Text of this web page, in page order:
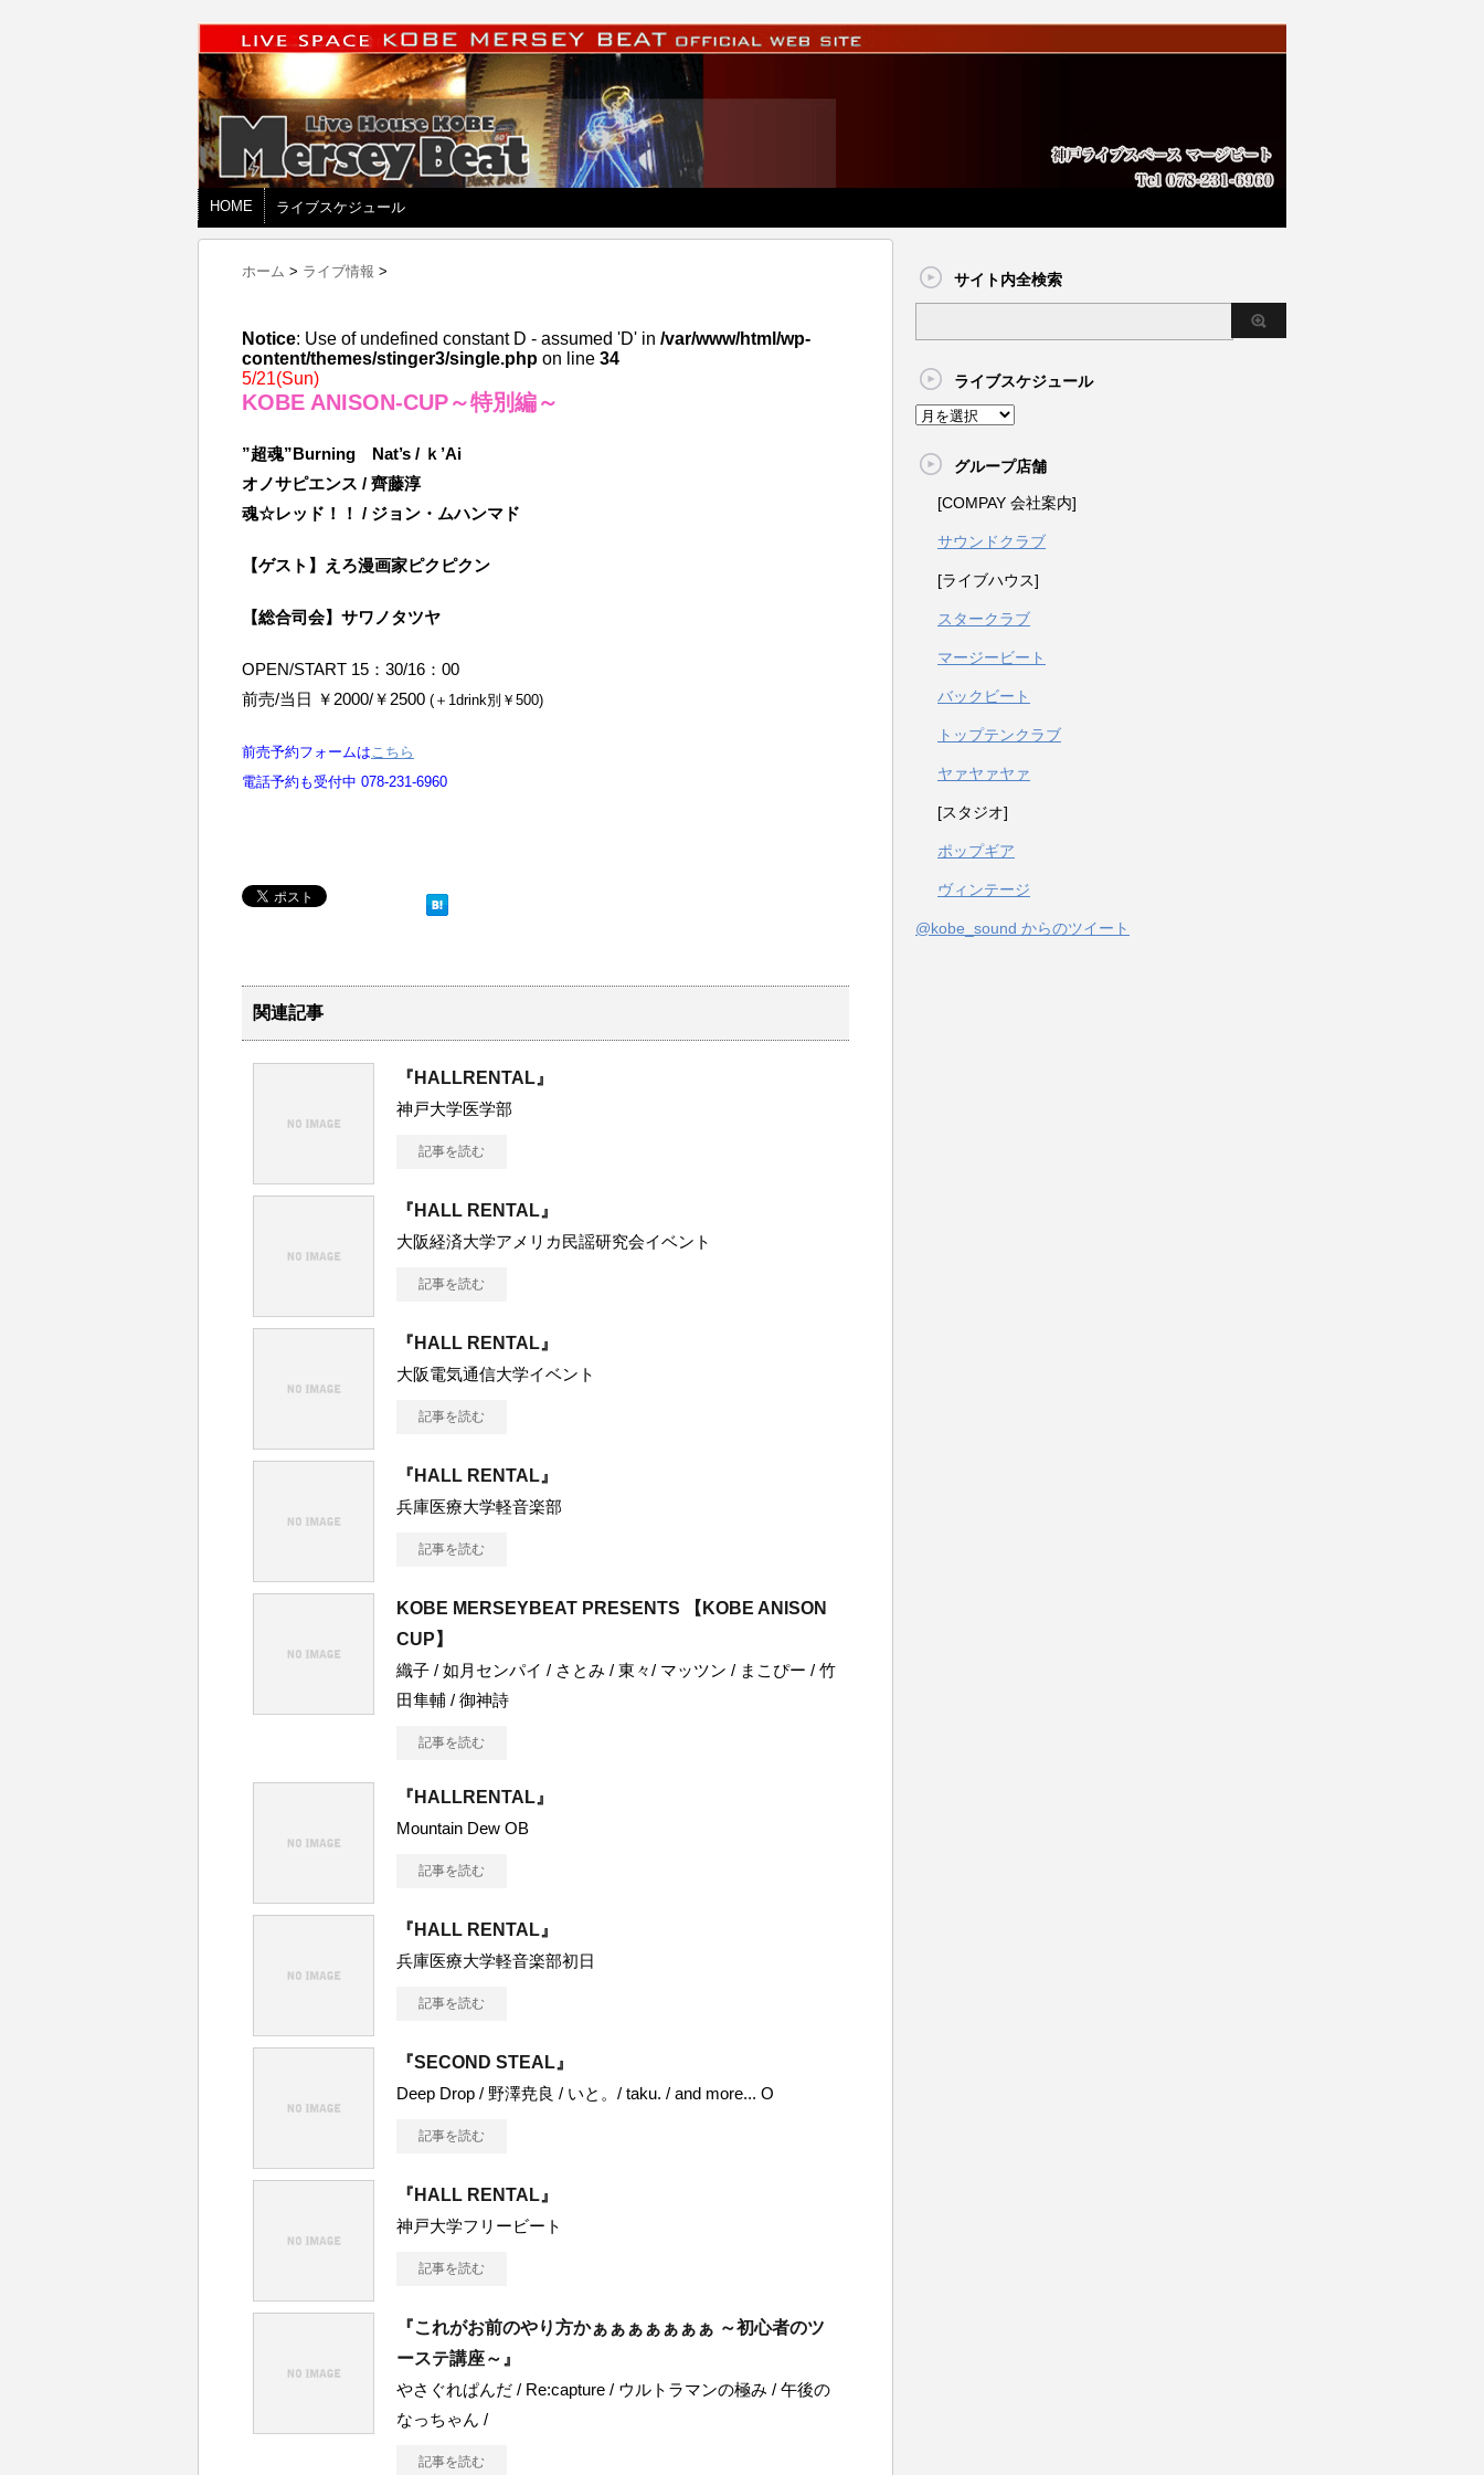
HOME ライブスケジュール
ホーム > ライブ情報 >
Notice: Use of undefined constant D - assumed 'D' in /var/www/html/wp-
content/themes/stinger3/single.php on line 34
5/21(Sun)
KOBE ANISON-CUP～特別編～
”超魂”Burning Nat’s / ｋ’Ai
オノサピエンス / 齊藤淳
魂☆レッド！！ / ジョン・ムハンマド
【ゲスト】えろ漫画家ピクピクン
【総合司会】サワノタツヤ
OPEN/START 15：30/16：00
前売/当日 ￥2000/￥2500 (＋1drink別￥500)
前売予約フォームはこちら
電話予約も受付中 078-231-6960
関連記事
『HALLRENTAL』
神戸大学医学部
記事を読む
『HALL RENTAL』
大阪経済大学アメリカ民謡研究会イベント
記事を読む
『HALL RENTAL』
大阪電気通信大学イベント
記事を読む
『HALL RENTAL』
兵庫医療大学軽音楽部
記事を読む
KOBE MERSEYBEAT PRESENTS 【KOBE ANISON
CUP】
織子 / 如月センパイ / さとみ / 東々/ マッツン / まこぴー / 竹
田隼輔 / 御神詩
記事を読む
『HALLRENTAL』
Mountain Dew OB
記事を読む
『HALL RENTAL』
兵庫医療大学軽音楽部初日
記事を読む
『SECOND STEAL』
Deep Drop / 野澤尭良 / いと。/ taku. / and more... O
記事を読む
『HALL RENTAL』
神戸大学フリービート
記事を読む
『これがお前のやり方かぁぁぁぁぁぁぁ ～初心者のツ
ーステ講座～』
やさぐれぱんだ / Re:capture / ウルトラマンの極み / 午後の
なっちゃん /
記事を読む
サイト内全検索
ライブスケジュール
グループ店舗
[COMPAY 会社案内]
サウンドクラブ
[ライブハウス]
スタークラブ
マージービート
バックビート
トップテンクラブ
ヤァヤァヤァ
[スタジオ]
ポップギア
ヴィンテージ
@kobe_sound からのツイート